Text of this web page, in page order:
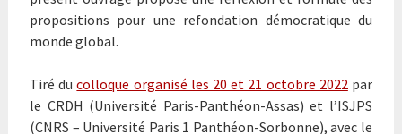
propositions pour une refondation démocratique du
monde global.
Tiré ducolloque organisé les 20 et 21 octobre 2022par
le CRDH (Université Paris-Panthéon-Assas) et l’ISJPS
(CNRS – Université Paris 1 Panthéon-Sorbonne), avec le